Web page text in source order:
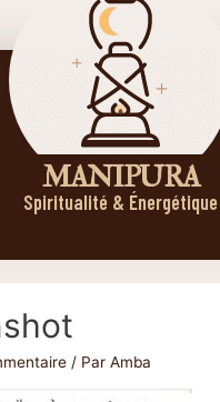
M A N I P U R A
Spiritualité & Énergétique
/ ParAmba